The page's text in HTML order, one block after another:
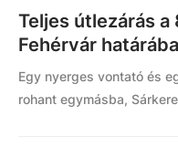
Teljes útlezárás
Fehérvár
Egy nyerges vontató és
rohant egymásba,